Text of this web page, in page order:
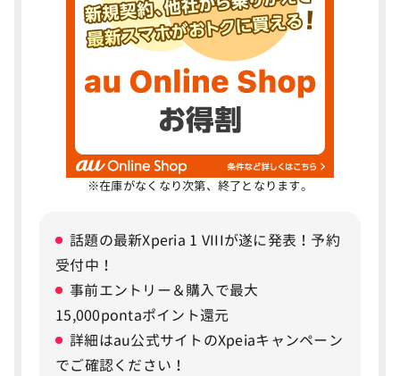
AQUOS sense10とXperia 10 VIIのスペック
比較
デザイン・サイズ・重量の違いを比較
高級感のあるデザイン VS マットで指紋がつきにく
カラーバリエーションはAQUOS sense10が豊富
サイズや重量に大きな差はない
ディスプレイの性能を比較
ディスプレイはPro IGZO OLEDのAQUOS sense10
が一歩リード
リフレッシュレートも可変式240HzのAQUOS
sense10が優秀
※在庫がなくなり次第、終了となります。
話題の最新Xperia 1 VIIIが遂に発表！予約
受付中！
事前エントリー＆購入で最大
15,000pontaポイント還元
詳細はau公式サイトのXpeiaキャンペーン
でご確認ください！